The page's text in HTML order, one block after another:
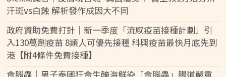
汗斑vs白蝕 解析發作成因大不同
政府資助免費打針｜新一季度「流感疫苗接種計劃」引
入130萬劑疫苗 8類人可優先接種 科興疫苗最快月底先到
港【附4條件免費接種】
食腦蟲｜男子泰國狂食生醃海鮮染「食腦蟲」腸道嚴重